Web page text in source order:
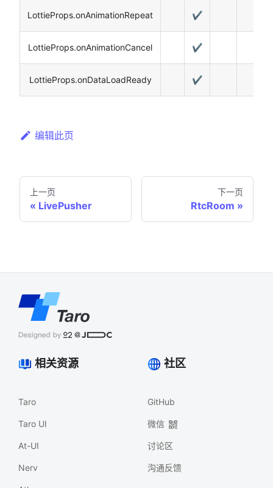
LottieProps.onAnimationRepeat ✔️
LottieProps.onAnimationCancel ✔️
LottieProps.onDataLoadReady ✔️
编辑此页
上一页
LivePusher
下一页
RtcRoom
相关资源
Taro
Taro UI
At-UI
Nerv
社区
GitHub
微信
讨论区
沟通反馈